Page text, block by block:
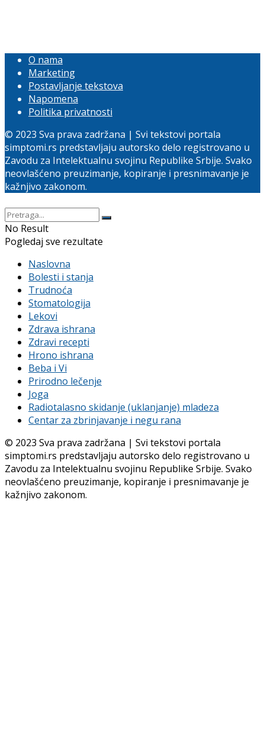
O nama
Marketing
Postavljanje tekstova
Napomena
Politika privatnosti
© 2023 Sva prava zadržana | Svi tekstovi portala
simptomi.rs predstavljaju autorsko delo registrovano u
Zavodu za Intelektualnu svojinu Republike Srbije. Svako
neovlašćeno preuzimanje, kopiranje i presnimavanje je
kažnjivo zakonom.
No Result
Pogledaj sve rezultate
Naslovna
Bolesti i stanja
Trudnoća
Stomatologija
Lekovi
Zdrava ishrana
Zdravi recepti
Hrono ishrana
Beba i Vi
Prirodno lečenje
Joga
Radiotalasno skidanje (uklanjanje) mladeza
Centar za zbrinjavanje i negu rana
© 2023 Sva prava zadržana | Svi tekstovi portala
simptomi.rs predstavljaju autorsko delo registrovano u
Zavodu za Intelektualnu svojinu Republike Srbije. Svako
neovlašćeno preuzimanje, kopiranje i presnimavanje je
kažnjivo zakonom.